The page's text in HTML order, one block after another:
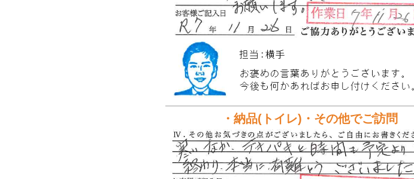
・納品(トイレ)・その他でご訪問